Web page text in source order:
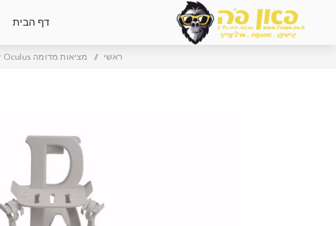
דף הבית
ראשי / מציאות מדומה Vr Oculus